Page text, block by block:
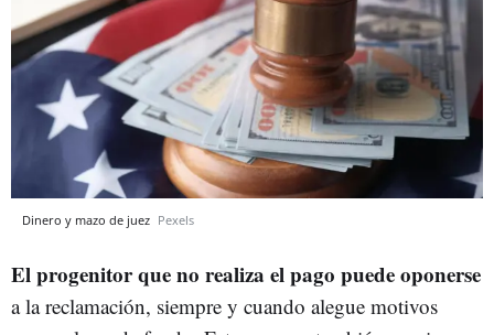
Dinero y mazo de juez Pexels
El progenitor que no realiza el pago puede oponerse
a la reclamación, siempre y cuando alegue motivos